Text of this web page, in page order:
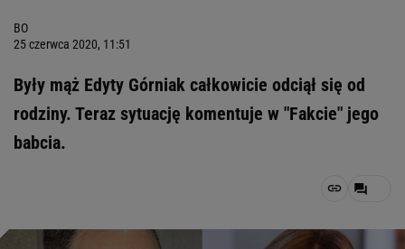
BO
25 czerwca 2020, 11:51
Były mąż Edyty Górniak całkowicie odciął się od
rodziny. Teraz sytuację komentuje w "Fakcie" jego
babcia.